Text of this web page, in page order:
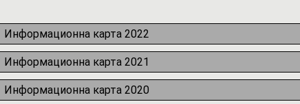
Информационна карта 2022
Информационна карта 2021
Информационна карта 2020